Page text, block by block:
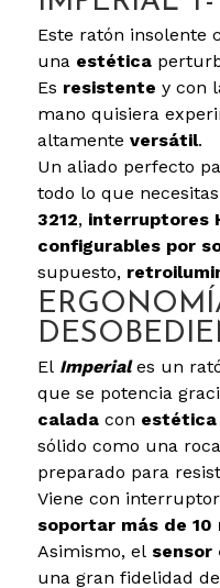
Este ratón insolente
una estética
Es resistente y con
mano quisiera
altamente versátil.
Un aliado perfecto
todo lo que
3212, interruptores
configurables por
supuesto,
El Imperiales un
que se potencia
caladacon estética
sólido como una
preparado para
Viene con
soportar más de
Asimismo, el sensor
una gran fidelidad